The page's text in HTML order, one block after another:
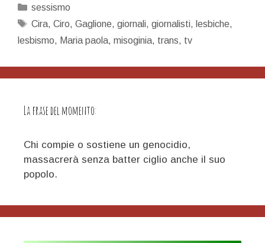
Lesbica
Categorie
sessismo
Tag
Cira, Ciro, Gaglione, giornali, giornalisti, lesbiche,
lesbismo, Maria paola, misoginia, trans, tv
La frase del momento:
Chi compie o sostiene un genocidio,
massacrerà senza batter ciglio anche il suo
popolo.